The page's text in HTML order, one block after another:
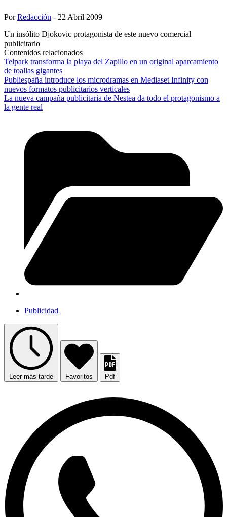
PorRedacción - 22 Abril 2009
Un insólito Djokovic protagonista de este nuevo comercial
publicitario
Contenidos relacionados
Telpark transforma la playa del Zapillo en un original aparcamiento
de toallas gigantes
Publiespaña introduce los microdramas en Mediaset Infinity con
nuevos formatos publicitarios verticales
La nueva campaña publicitaria de Nestea da todo el protagonismo a
la gente real
Publicidad
Leer más tarde Favoritos Pdf